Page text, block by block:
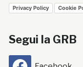
Privacy Policy Cookie
Segui la GRB